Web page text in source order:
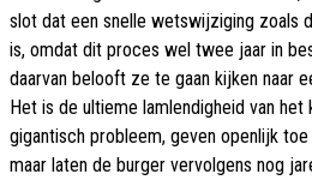
slot dat een snelle wetswijziging zoals
is, omdat dit proces wel twee jaar in
daarvan belooft ze te gaan kijken naar
Het is de ultieme lamlendigheid van
gigantisch probleem, geven openlijk
maar laten de burger vervolgens nog